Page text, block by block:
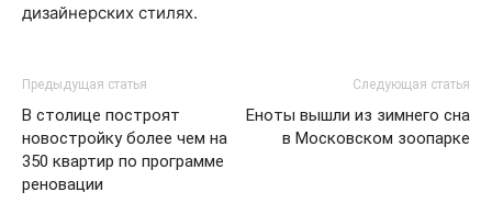
дизайнерских стилях.
Предыдущая статья
В столице построят
новостройку более чем на
350 квартир по программе
реновации
Следующая статья
Еноты вышли из зимнего сна
в Московском зоопарке